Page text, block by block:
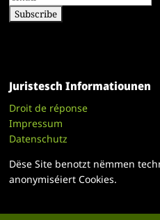
Juristesch Informatiounen
Droit de réponse
Impressum
Datenschutz
Dëse Site benotzt nëmmen
anonymiséiert Cookies.